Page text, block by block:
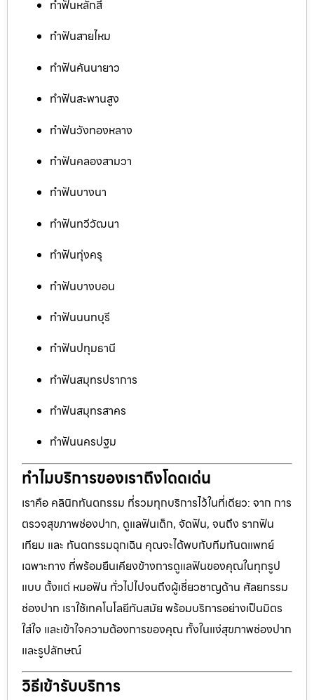
ทำฟันหลักสี่
ทำฟันสายไหม
ทำฟันคันนายาว
ทำฟันสะพานสูง
ทำฟันวังทองหลาง
ทำฟันคลองสามวา
ทำฟันบางนา
ทำฟันทวีวัฒนา
ทำฟันทุ่งครุ
ทำฟันบางบอน
ทำฟันนนทบุรี
ทำฟันปทุมธานี
ทำฟันสมุทรปราการ
ทำฟันสมุทรสาคร
ทำฟันนครปฐม
ทำไมบริการของเราถึงโดดเด่น
เราคือ คลินิกทันตกรรม ที่รวมทุกบริการไว้ในที่เดียว: จาก การ
ตรวจสุขภาพช่องปาก, ดูแลฟันเด็ก, จัดฟัน, จนถึง รากฟัน
เทียม และ ทันตกรรมฉุกเฉิน คุณจะได้พบกับทีมทันตแพทย์
เฉพาะทาง ที่พร้อมยืนเคียงข้างการดูแลฟันของคุณในทุกรูป
แบบ ตั้งแต่ หมอฟัน ทั่วไปไปจนถึงผู้เชี่ยวชาญด้าน ศัลยกรรม
ช่องปาก เราใช้เทคโนโลยีทันสมัย พร้อมบริการอย่างเป็นมิตร
ใส่ใจ และเข้าใจความต้องการของคุณ ทั้งในแง่สุขภาพช่องปาก
และรูปลักษณ์
วิธีเข้ารับบริการ